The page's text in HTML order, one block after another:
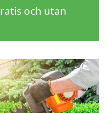
och utan